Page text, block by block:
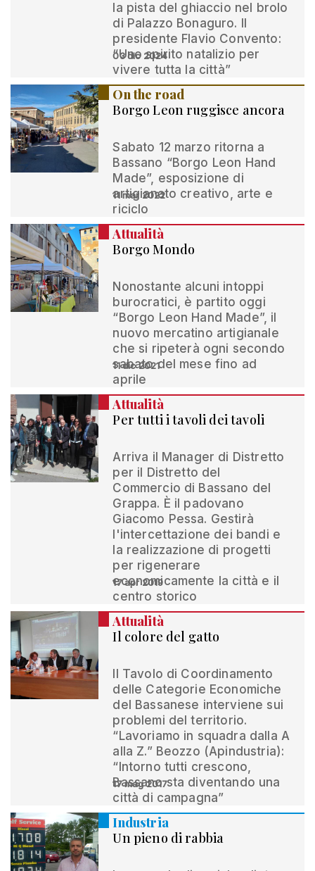
la pista del ghiaccio nel brolo
di Palazzo Bonaguro. Il
presidente Flavio Convento:
“Uno spirito natalizio per
vivere tutta la città”
03 dic 2024
On the road
Borgo Leon ruggisce ancora
Sabato 12 marzo ritorna a
Bassano “Borgo Leon Hand
Made”, esposizione di
artigianato creativo, arte e
riciclo
11 mar 2022
Attualità
Borgo Mondo
Nonostante alcuni intoppi
burocratici, è partito oggi
“Borgo Leon Hand Made”, il
nuovo mercatino artigianale
che si ripeterà ogni secondo
sabato del mese fino ad
aprile
11 dic 2021
Attualità
Per tutti i tavoli dei tavoli
Arriva il Manager di Distretto
per il Distretto del
Commercio di Bassano del
Grappa. È il padovano
Giacomo Pessa. Gestirà
l'intercettazione dei bandi e
la realizzazione di progetti
per rigenerare
economicamente la città e il
centro storico
17 apr 2019
Attualità
Il colore del gatto
Il Tavolo di Coordinamento
delle Categorie Economiche
del Bassanese interviene sui
problemi del territorio.
“Lavoriamo in squadra dalla A
alla Z.” Beozzo (Apindustria):
“Intorno tutti crescono,
Bassano sta diventando una
città di campagna”
17 mag 2017
Industria
Un pieno di rabbia